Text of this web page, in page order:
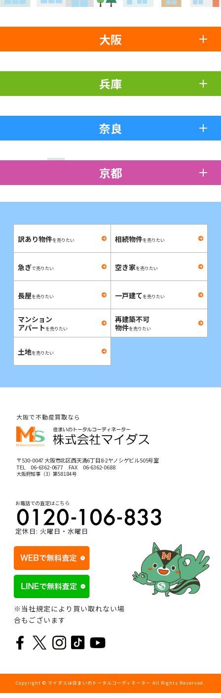
大阪
兵庫
奈良
京都
訳あり物件を売りたい 相続物件を売りたい
急ぎで売りたい 空き家を売りたい
長屋を売りたい 一戸建てを売りたい
マンション
アパートを売りたい
再建築不可
物件を売りたい
土地を売りたい
大阪で不動産買取なら
〒530-0047 大阪市北区西天満6丁目8-2ヤノシゲビル505号室
TEL 06-6362-0677FAX 06-6362-0688
大阪府知事（3）第58184号
お電話での査定はこちら
定休日: 火曜日・水曜日
※当社規定により買い取れない場
合もございます
Copyright © マイダスは住まいのトータルコーディネーター All Rights Reserved.